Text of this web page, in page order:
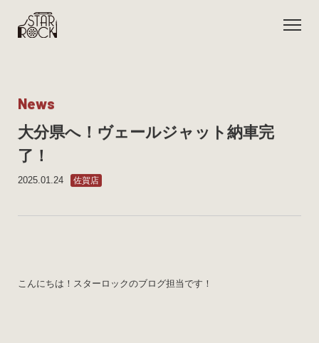
News
大分県へ！ヴェールジャット納車完
了！
2025.01.24 佐賀店
こんにちは！スターロックのブログ担当です！